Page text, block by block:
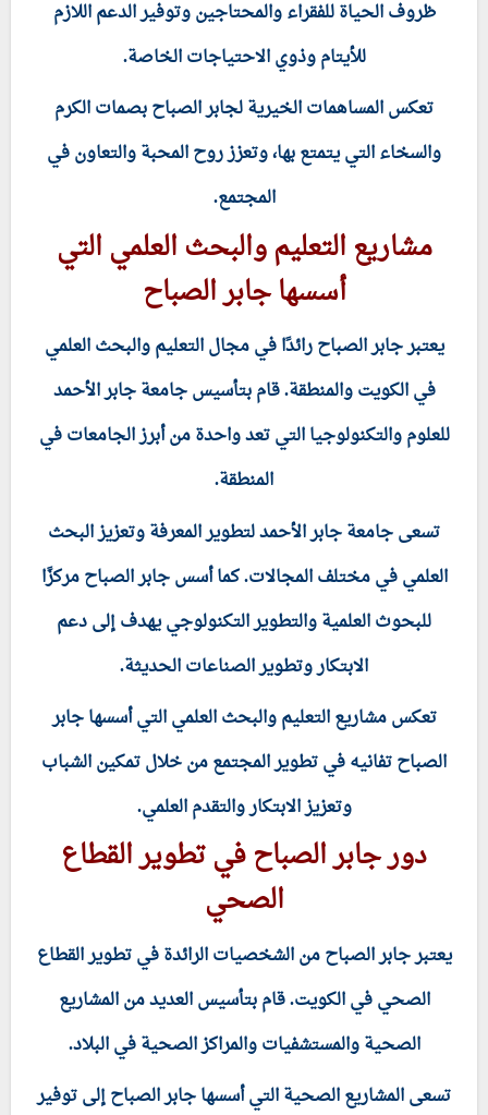
ظروف الحياة للفقراء والمحتاجين وتوفير الدعم اللازم
للأيتام وذوي الاحتياجات الخاصة.
تعكس المساهمات الخيرية لجابر الصباح بصمات الكرم
والسخاء التي يتمتع بها، وتعزز روح المحبة والتعاون في
المجتمع.
مشاريع التعليم والبحث العلمي التي
أسسها جابر الصباح
يعتبر جابر الصباح رائدًا في مجال التعليم والبحث العلمي
في الكويت والمنطقة. قام بتأسيس جامعة جابر الأحمد
للعلوم والتكنولوجيا التي تعد واحدة من أبرز الجامعات في
المنطقة.
تسعى جامعة جابر الأحمد لتطوير المعرفة وتعزيز البحث
العلمي في مختلف المجالات. كما أسس جابر الصباح مركزًا
للبحوث العلمية والتطوير التكنولوجي يهدف إلى دعم
الابتكار وتطوير الصناعات الحديثة.
تعكس مشاريع التعليم والبحث العلمي التي أسسها جابر
الصباح تفانيه في تطوير المجتمع من خلال تمكين الشباب
وتعزيز الابتكار والتقدم العلمي.
دور جابر الصباح في تطوير القطاع
الصحي
يعتبر جابر الصباح من الشخصيات الرائدة في تطوير القطاع
الصحي في الكويت. قام بتأسيس العديد من المشاريع
الصحية والمستشفيات والمراكز الصحية في البلاد.
تسعى المشاريع الصحية التي أسسها جابر الصباح إلى توفير